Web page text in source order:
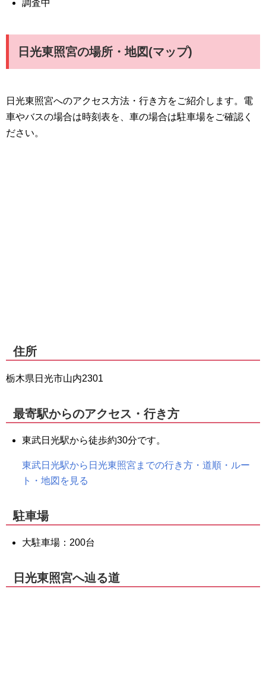
調査中
日光東照宮の場所・地図(マップ)
日光東照宮へのアクセス方法・行き方をご紹介します。電
車やバスの場合は時刻表を、車の場合は駐車場をご確認く
ださい。
住所
栃木県日光市山内2301
最寄駅からのアクセス・行き方
東武日光駅から徒歩約30分です。
東武日光駅から日光東照宮までの行き方・道順・ルー
ト・地図を見る
駐車場
大駐車場：200台
日光東照宮へ辿る道